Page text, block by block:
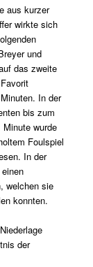
aus kurzer
wirkte sich
und
das zweite
In der
bis zum
wurde
Foulspiel
In der
welchen sie
konnten.
der